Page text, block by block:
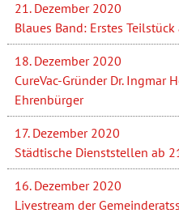
21. Dezember 2020
Blaues Band: Erstes
18. Dezember 2020
CureVac-Gründer Dr. Ingmar
Ehrenbürger
17. Dezember 2020
Städtische Dienststellen ab
16. Dezember 2020
Livestream der